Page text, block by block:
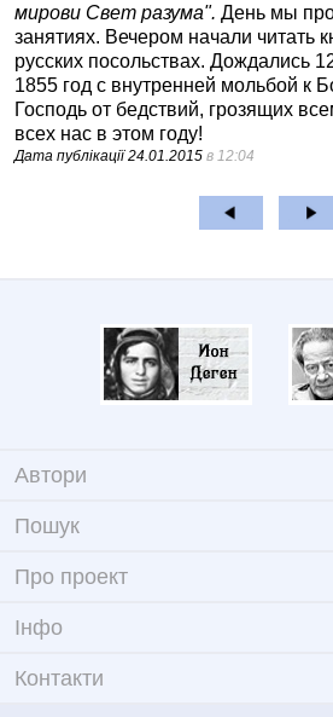
мирови Свет разума". День мы
занятиях. Вечером начали читать
русских посольствах. Дождались
1855 год с внутренней мольбой к
Господь от бедствий, грозящих
всех нас в этом году!
Дата публікації24.01.2015 в 12:04
Автори
Пошук
Про проект
Iнфо
Контакти